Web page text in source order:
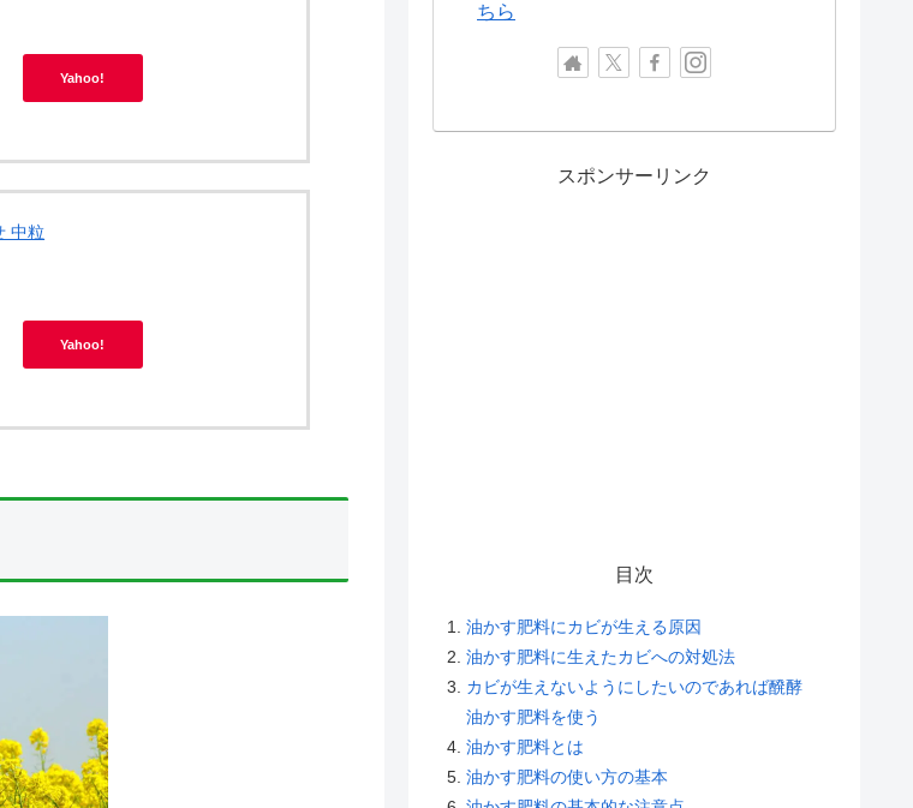
Yahoo!
中粒
Yahoo!
ちら
スポンサーリンク
目次
油かす肥料にカビが生える原因
油かす肥料に生えたカビへの対処法
カビが生えないようにしたいのであれば醗酵
油かす肥料を使う
油かす肥料とは
油かす肥料の使い方の基本